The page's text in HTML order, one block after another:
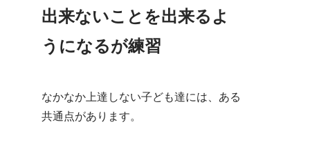
出来ないことを出来るよ
うになるが練習
なかなか上達しない子ども達には、ある
共通点があります。